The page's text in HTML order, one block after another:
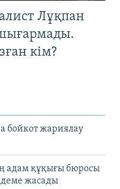
Лұқпан
кім?
бойкот жариялау
адам құқығы бюросы
жасады